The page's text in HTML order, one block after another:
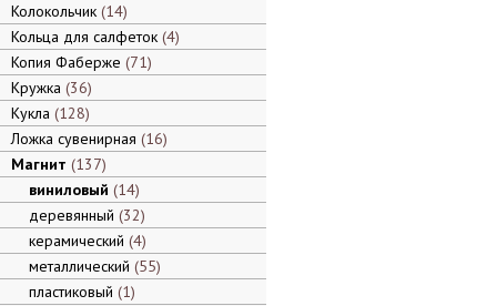
Колокольчик 14
Кольца для салфеток 4
Копия Фаберже 71
Кружка 36
Кукла 128
Ложка сувенирная 16
Магнит 137
виниловый 14
деревянный 32
керамический 4
металлический 55
пластиковый 1